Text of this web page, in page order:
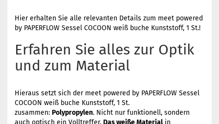
Hier erhalten Sie alle relevanten Details zum meet powered
by PAPERFLOW Sessel COCOON weiß buche Kunststoff, 1 St.!
Erfahren Sie alles zur Optik
und zum Material
Hieraus setzt sich der meet powered by PAPERFLOW Sessel
COCOON weiß buche Kunststoff, 1 St.
zusammen: Polypropylen. Nicht nur funktionell, sondern
auch optisch ein Volltreffer. Das weiße Material in